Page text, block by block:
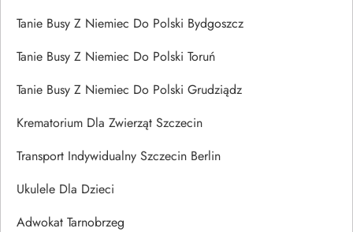
Tanie Busy Z Niemiec Do Polski Bydgoszcz
Tanie Busy Z Niemiec Do Polski Toruń
Tanie Busy Z Niemiec Do Polski Grudziądz
Krematorium Dla Zwierząt Szczecin
Transport Indywidualny Szczecin Berlin
Ukulele Dla Dzieci
Adwokat Tarnobrzeg